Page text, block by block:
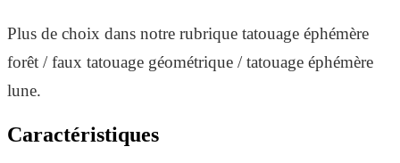
Plus de choix dans notre rubrique tatouage éphémère
forêt / faux tatouage géométrique / tatouage éphémère
lune.
Caractéristiques